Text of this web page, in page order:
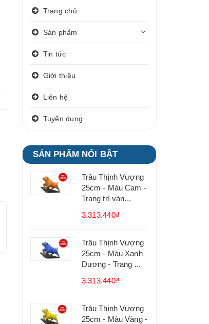
Trang chủ
Sản phẩm
Tin tức
Giới thiệu
Liên hệ
Tuyển dụng
SẢN PHẨM NỔI BẬT
Trâu Thịnh Vượng
25cm - Màu Cam -
Trang trí vàn...
3.313.440₫
Trâu Thịnh Vượng
25cm - Màu Xanh
Dương - Trang ...
3.313.440₫
Trâu Thịnh Vượng
25cm - Màu Vàng -